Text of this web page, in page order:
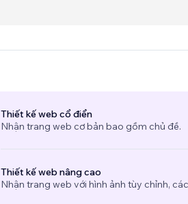
Thiết kế web cổ điển
Nhận trang web cơ bản bao gồm chủ đề.
Thiết kế web nâng cao
Nhận trang web với hình ảnh tùy chỉnh,